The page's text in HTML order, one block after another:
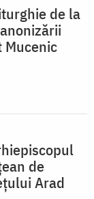
de la
Mucenic
de
Arad